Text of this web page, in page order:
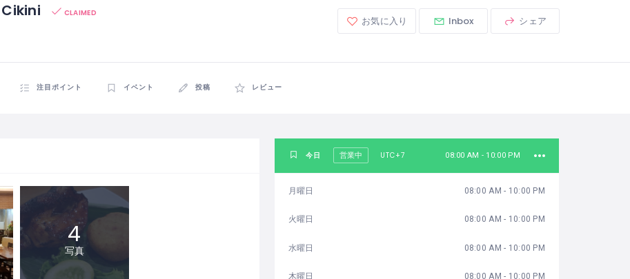
CLAIMED
お気に入り Inbox シェア
注目ポイント イベント 投稿 レビュー
4
写真
今日 営業中 UTC+7 08:00 AM - 10:00 PM
月曜日 08:00 AM - 10:00 PM
火曜日 08:00 AM - 10:00 PM
水曜日 08:00 AM - 10:00 PM
木曜日 08:00 AM - 10:00 PM